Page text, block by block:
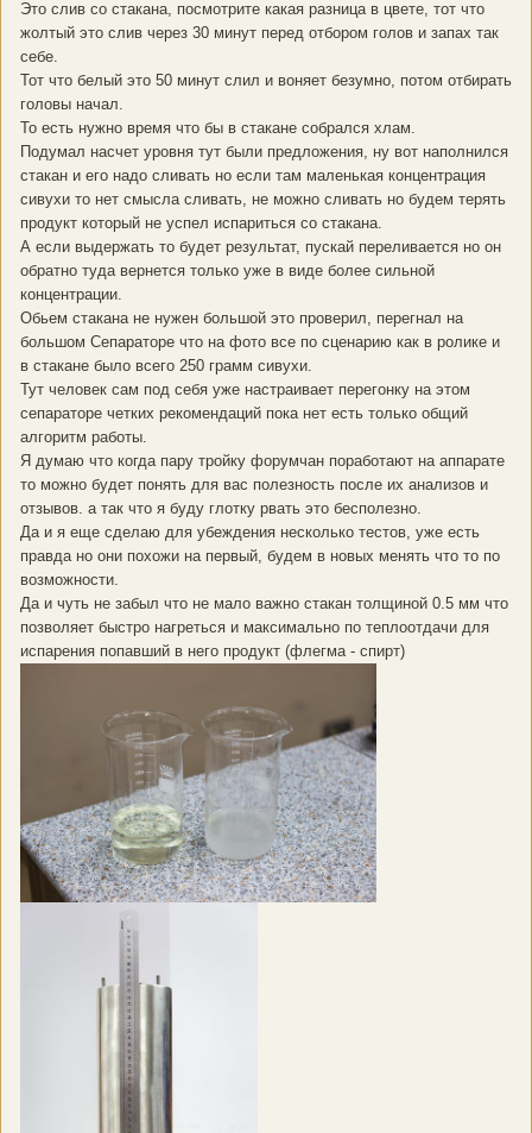
Это слив со стакана, посмотрите какая разница в цвете, тот что
жолтый это слив через 30 минут перед отбором голов и запах так
себе.
Тот что белый это 50 минут слил и воняет безумно, потом отбирать
головы начал.
То есть нужно время что бы в стакане собрался хлам.
Подумал насчет уровня тут были предложения, ну вот наполнился
стакан и его надо сливать но если там маленькая концентрация
сивухи то нет смысла сливать, не можно сливать но будем терять
продукт который не успел испариться со стакана.
А если выдержать то будет результат, пускай переливается но он
обратно туда вернется только уже в виде более сильной
концентрации.
Обьем стакана не нужен большой это проверил, перегнал на
большом Сепараторе что на фото все по сценарию как в ролике и
в стакане было всего 250 грамм сивухи.
Тут человек сам под себя уже настраивает перегонку на этом
сепараторе четких рекомендаций пока нет есть только общий
алгоритм работы.
Я думаю что когда пару тройку форумчан поработают на аппарате
то можно будет понять для вас полезность после их анализов и
отзывов. а так что я буду глотку рвать это бесполезно.
Да и я еще сделаю для убеждения несколько тестов, уже есть
правда но они похожи на первый, будем в новых менять что то по
возможности.
Да и чуть не забыл что не мало важно стакан толщиной 0.5 мм что
позволяет быстро нагреться и максимально по теплоотдачи для
испарения попавший в него продукт (флегма - спирт)